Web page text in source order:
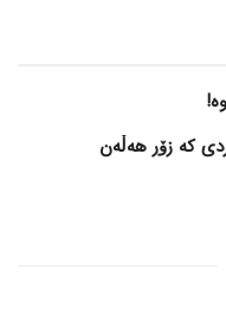
کە زۆر هەڵەن